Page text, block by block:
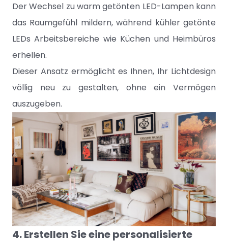
Der Wechsel zu warm getönten LED-Lampen kann
das Raumgefühl mildern, während kühler getönte
LEDs Arbeitsbereiche wie Küchen und Heimbüros
erhellen.
Dieser Ansatz ermöglicht es Ihnen, Ihr Lichtdesign
völlig neu zu gestalten, ohne ein Vermögen
auszugeben.
4. Erstellen Sie eine personalisierte